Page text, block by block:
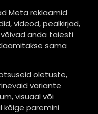
Meta reklaamid
videod, pealkirjad,
anda täiesti
sama
oletuste,
variante
visuaal või
paremini